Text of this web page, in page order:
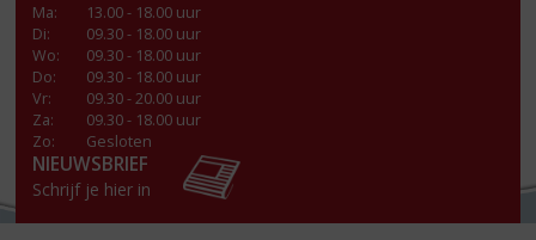
Ma:
13.00 - 18.00 uur
Di:
09.30 - 18.00 uur
Wo:
09.30 - 18.00 uur
Do:
09.30 - 18.00 uur
Vr:
09.30 - 20.00 uur
Za:
09.30 - 18.00 uur
Zo:
Gesloten
NIEUWSBRIEF
Schrijf je hier in